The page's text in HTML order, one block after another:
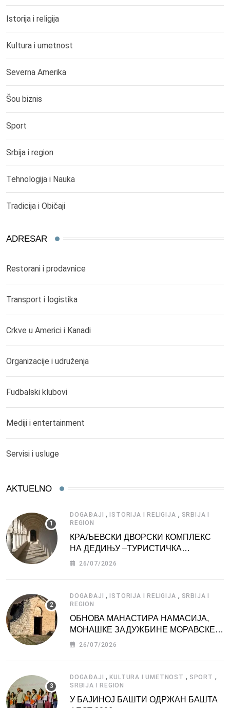
Istorija i religija
Kultura i umetnost
Severna Amerika
Šou biznis
Sport
Srbija i region
Tehnologija i Nauka
Tradicija i Običaji
ADRESAR
Restorani i prodavnice
Transport i logistika
Crkve u Americi i Kanadi
Organizacije i udruženja
Fudbalski klubovi
Mediji i entertainment
Servisi i usluge
AKTUELNO
DOGAĐAJI , ISTORIJA I RELIGIJA , SRBIJA I
REGION
КРАЉЕВСКИ ДВОРСКИ КОМПЛЕКС
НА ДЕДИЊУ –ТУРИСТИЧКА
АТРАКЦИЈА
26/07/2026
DOGAĐAJI , ISTORIJA I RELIGIJA , SRBIJA I
REGION
ОБНОВА МАНАСТИРА НАМАСИЈА,
МОНАШКЕ ЗАДУЖБИНЕ МОРАВСКЕ
СРБИЈЕ
26/07/2026
DOGAĐAJI ,KULTURA I UMETNOST , SPORT ,
SRBIJA I REGION
У БАЈИНОЈ БАШТИ ОДРЖАН БАШТА